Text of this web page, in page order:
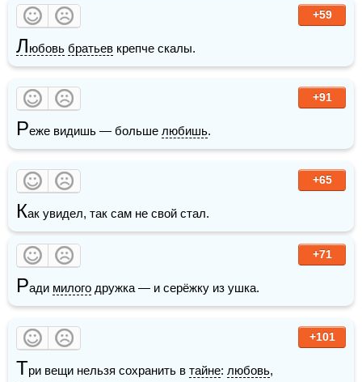
+59
Любовь братьев крепче скалы.
+91
Реже видишь — больше любишь.
+65
Как увидел, так сам не свой стал.
+71
Ради милого дружка — и серёжку из ушка.
+101
Три вещи нельзя сохранить в тайне: любовь,